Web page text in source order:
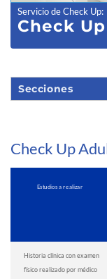
Servicio de Check Up:
Check
Secciones
Check Up
Estudios a realizar
Historia clínica con examen
físico realizado por médico